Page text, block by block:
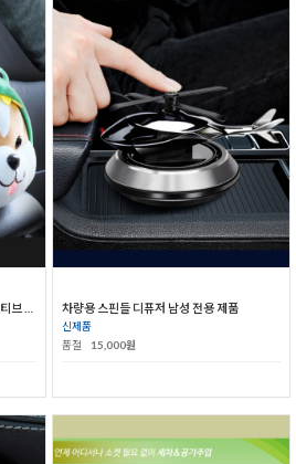
차량용 스핀들 디퓨저 남성 전용 제품
신제품
품절
15,000원